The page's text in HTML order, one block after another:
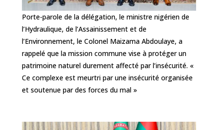
Porte-parole de la délégation, le ministre nigérien de
l’Hydraulique, de l’Assainissement et de
l’Environnement, le Colonel Maizama Abdoulaye, a
rappelé que la mission commune vise à protéger un
patrimoine naturel durement affecté par l’insécurité. «
Ce complexe est meurtri par une insécurité organisée
et soutenue par des forces du mal »